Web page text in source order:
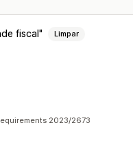
fiscal Limpar
2023/2673